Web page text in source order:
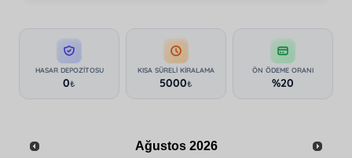
HASAR DEPOZITOSU
0₺
KISA SÜRELI KIRALAMA
5000₺
ÖN ÖDEME ORANI
%20
Ağustos 2026